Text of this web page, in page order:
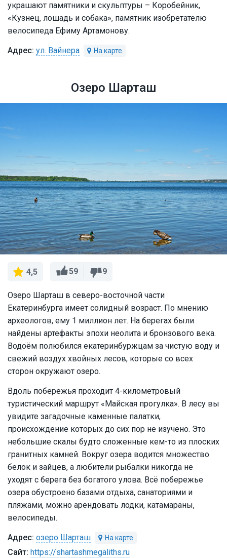
украшают памятники и скульптуры – Коробейник,
«Кузнец, лошадь и собака», памятник изобретателю
велосипеда Ефиму Артамонову.
ул. Вайнера
Озеро Шарташ
4,5 59 9
Озеро Шарташ в северо-восточной части
Екатеринбурга имеет солидный возраст. По мнению
археологов, ему 1 миллион лет. На берегах были
найдены артефакты эпохи неолита и бронзового века.
Водоём полюбился екатеринбуржцам за чистую воду и
свежий воздух хвойных лесов, которые со всех
сторон окружают озеро.
Вдоль побережья проходит 4-километровый
туристический маршрут «Майская прогулка». В лесу вы
увидите загадочные каменные палатки,
происхождение которых до сих пор не изучено. Это
небольшие скалы будто сложенные кем-то из плоских
гранитных камней. Вокруг озера водится множество
белок и зайцев, а любители рыбалки никогда не
уходят с берега без богатого улова. Всё побережье
озера обустроено базами отдыха, санаториями и
пляжами, можно арендовать лодки, катамараны,
велосипеды.
озеро Шарташ
https://shartashmegaliths.ru